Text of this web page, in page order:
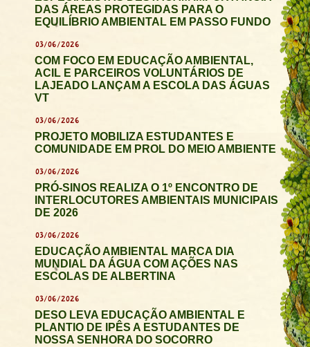
DAS ÁREAS PROTEGIDAS PARA O
EQUILÍBRIO AMBIENTAL EM PASSO FUNDO
03/06/2026
COM FOCO EM EDUCAÇÃO AMBIENTAL,
ACIL E PARCEIROS VOLUNTÁRIOS DE
LAJEADO LANÇAM A ESCOLA DAS ÁGUAS
VT
03/06/2026
PROJETO MOBILIZA ESTUDANTES E
COMUNIDADE EM PROL DO MEIO AMBIENTE
03/06/2026
PRÓ-SINOS REALIZA O 1º ENCONTRO DE
INTERLOCUTORES AMBIENTAIS MUNICIPAIS
DE 2026
03/06/2026
EDUCAÇÃO AMBIENTAL MARCA DIA
MUNDIAL DA ÁGUA COM AÇÕES NAS
ESCOLAS DE ALBERTINA
03/06/2026
DESO LEVA EDUCAÇÃO AMBIENTAL E
PLANTIO DE IPÊS A ESTUDANTES DE
NOSSA SENHORA DO SOCORRO